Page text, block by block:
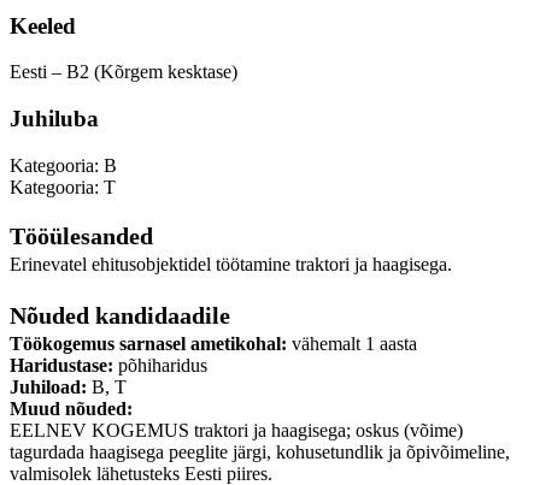
Keeled
Eesti – B2 (Kõrgem kesktase)
Juhiluba
Kategooria: B
Kategooria: T
Tööülesanded
Erinevatel ehitusobjektidel töötamine traktori ja haagisega.
Nõuded kandidaadile
Töökogemus sarnasel ametikohal: vähemalt 1 aasta
Haridustase: põhiharidus
Juhiload: B, T
Muud nõuded:
EELNEV KOGEMUS traktori ja haagisega; oskus (võime)
tagurdada haagisega peeglite järgi, kohusetundlik ja õpivõimeline,
valmisolek lähetusteks Eesti piires.